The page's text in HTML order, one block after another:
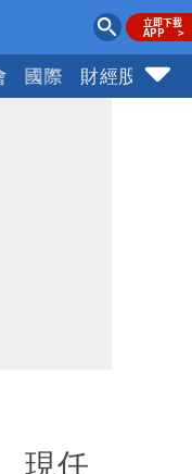
國際 財經股市
現任